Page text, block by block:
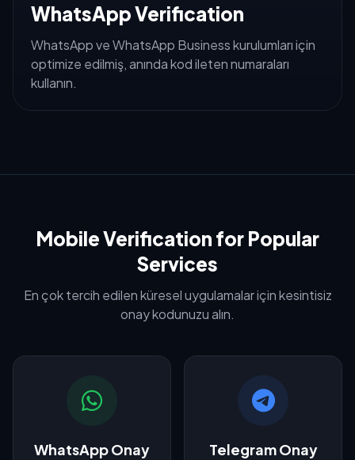
WhatsApp Verification
WhatsApp ve WhatsApp Business kurulumları için
optimize edilmiş, anında kod ileten numaraları
kullanın.
Mobile Verification for Popular
Services
En çok tercih edilen küresel uygulamalar için kesintisiz
onay kodunuzu alın.
WhatsApp Onay Telegram Onay